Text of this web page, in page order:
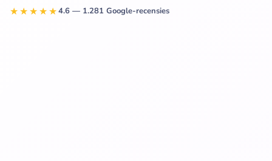
★★★★★4.6 — 1.281 Google-recensies